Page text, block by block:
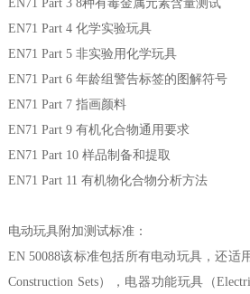
EN71 Part 3 8种有毒金属元素含量测试
EN71 Part 4 化学实验玩具
EN71 Part 5 非实验用化学玩具
EN71 Part 6 年龄组警告标签的图解符号
EN71 Part 7 指画颜料
EN71 Part 9 有机化合物通用要求
EN71 Part 10 样品制备和提取
EN71 Part 11 有机物化合物分析方法
电动玩具附加测试标准：
EN 50088该标准包括所有电动玩具，还适
Construction Sets），电器功能玩具（